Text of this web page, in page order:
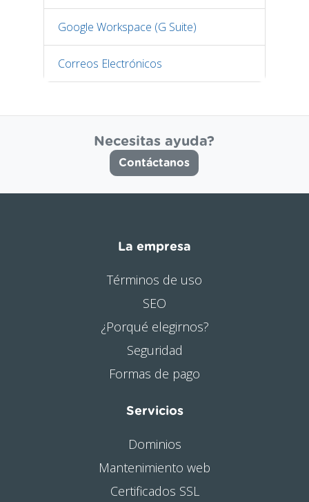
Google Workspace (G Suite)
Correos Electrónicos
Necesitas ayuda?
Contáctanos
La empresa
Términos de uso
SEO
¿Porqué elegirnos?
Seguridad
Formas de pago
Servicios
Dominios
Mantenimiento web
Certificados SSL